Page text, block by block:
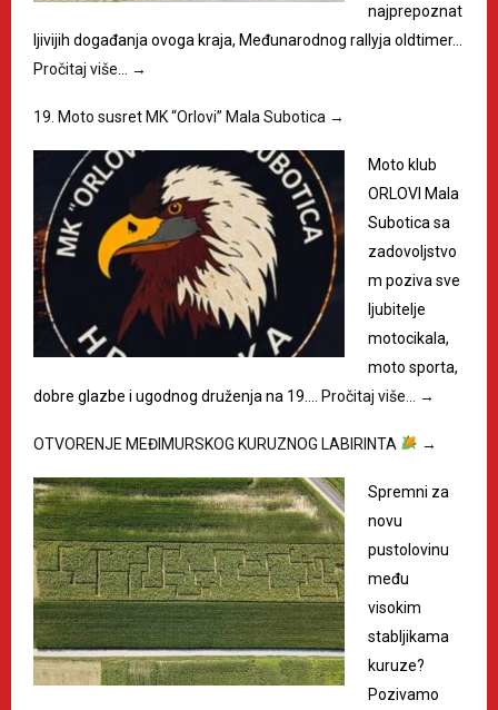
najprepoznat
ljivijih događanja ovoga kraja, Međunarodnog rallyja oldtimer…
Pročitaj više…
→
19. Moto susret MK “Orlovi” Mala Subotica →
Moto klub
ORLOVI Mala
Subotica sa
zadovoljstvo
m poziva sve
ljubitelje
motocikala,
moto sporta,
dobre glazbe i ugodnog druženja na 19.…
Pročitaj više… →
OTVORENJE MEĐIMURSKOG KURUZNOG LABIRINTA →
Spremni za
novu
pustolovinu
među
visokim
stabljikama
kuruze?
Pozivamo